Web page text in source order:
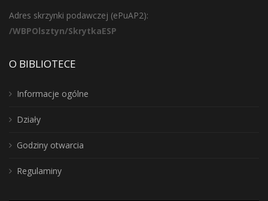
Adres skrzynki podawczej (ePuAP2):
/WBPOlsztyn/SkrytkaESP
O BIBLIOTECE
Informacje ogólne
Działy
Godziny otwarcia
Regulaminy